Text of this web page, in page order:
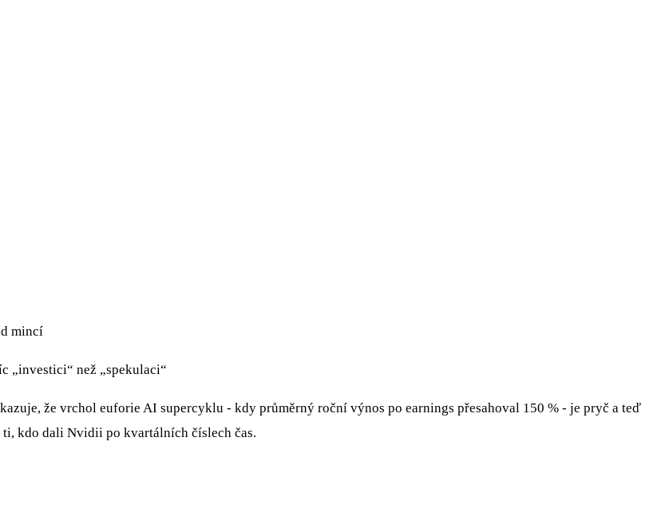
mincí
„investici“ než „spekulaci“
že vrchol euforie AI supercyklu - kdy průměrný roční výnos po earnings přesahoval 150 % - je pryč a teď
ti, kdo dali Nvidii po kvartálních číslech čas.